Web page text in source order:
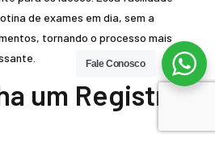
de exames em dia, sem a
tornando o processo mais
um Registro
Fale Conosco